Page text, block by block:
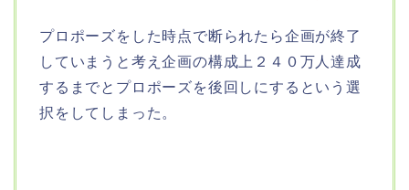
プロポーズをした時点で断られたら企画が終了
していまうと考え企画の構成上２４０万人達成
するまでとプロポーズを後回しにするという選
択をしてしまった。